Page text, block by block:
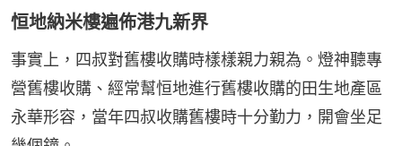
恒地納米樓遍佈港九新界
事實上，四叔對舊樓收購時樣樣親力親為。燈神聽專
營舊樓收購、經常幫恒地進行舊樓收購的田生地產區
永華形容，當年四叔收購舊樓時十分勤力，開會坐足